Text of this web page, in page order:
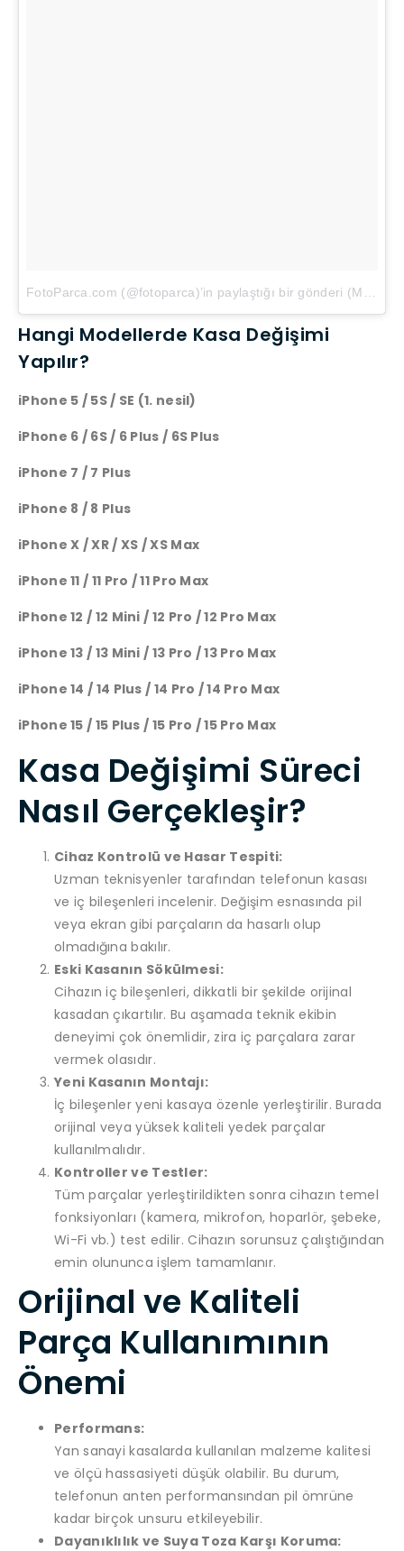
FotoParca.com (@fotoparca)’in paylaştığı bir gönderi (May 21, 2018 at 3:34öö PDT
Hangi Modellerde Kasa Değişimi
Yapılır?
iPhone 5 / 5S / SE (1. nesil)
iPhone 6 / 6S / 6 Plus / 6S Plus
iPhone 7 / 7 Plus
iPhone 8 / 8 Plus
iPhone X / XR / XS / XS Max
iPhone 11 / 11 Pro / 11 Pro Max
iPhone 12 / 12 Mini / 12 Pro / 12 Pro Max
iPhone 13 / 13 Mini / 13 Pro / 13 Pro Max
iPhone 14 / 14 Plus / 14 Pro / 14 Pro Max
iPhone 15 / 15 Plus / 15 Pro / 15 Pro Max
Kasa Değişimi Süreci
Nasıl Gerçekleşir?
Cihaz Kontrolü ve Hasar Tespiti:
Uzman teknisyenler tarafından telefonun kasası
ve iç bileşenleri incelenir. Değişim esnasında pil
veya ekran gibi parçaların da hasarlı olup
olmadığına bakılır.
Eski Kasanın Sökülmesi:
Cihazın iç bileşenleri, dikkatli bir şekilde orijinal
kasadan çıkartılır. Bu aşamada teknik ekibin
deneyimi çok önemlidir, zira iç parçalara zarar
vermek olasıdır.
Yeni Kasanın Montajı:
İç bileşenler yeni kasaya özenle yerleştirilir. Burada
orijinal veya yüksek kaliteli yedek parçalar
kullanılmalıdır.
Kontroller ve Testler:
Tüm parçalar yerleştirildikten sonra cihazın temel
fonksiyonları (kamera, mikrofon, hoparlör, şebeke,
Wi-Fi vb.) test edilir. Cihazın sorunsuz çalıştığından
emin olununca işlem tamamlanır.
Orijinal ve Kaliteli
Parça Kullanımının
Önemi
Performans:
Yan sanayi kasalarda kullanılan malzeme kalitesi
ve ölçü hassasiyeti düşük olabilir. Bu durum,
telefonun anten performansından pil ömrüne
kadar birçok unsuru etkileyebilir.
Dayanıklılık ve Suya Toza Karşı Koruma: